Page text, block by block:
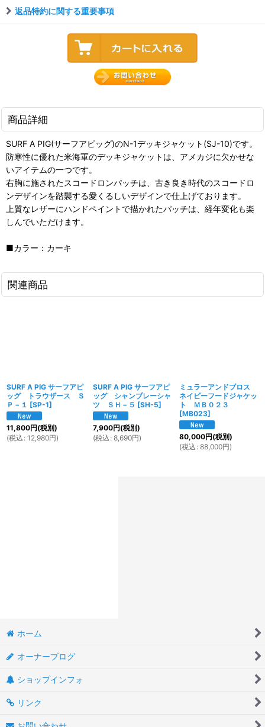
返品特約に関する重要事項
商品詳細
SURF A PIG(サーフアピッグ)のN-1デッキジャケット(SJ-10)です。
防寒性に優れた米海軍のデッキジャケットは、アメカジに欠かせな
いアイテムの一つです。
右胸に施されたスコードロンパッチは、古き良き時代のスコードロ
ンデザインを踏襲する愛くるしいデザインで仕上げております。
上質なレザーにハンドペイントで描かれたパッチは、経年変化も楽
しんでいただけます。
■カラー：カーキ
関連商品
SURF A PIG サーフアピ
ッグ トラウザース Ｓ
Ｐ－１ [SP-1]
11,800円(税別)
(税込 : 12,980円)
SURF A PIG サーフアピ
ッグ シャンブレーシャ
ツ ＳＨ－５ [SH-5]
7,900円(税別)
(税込 : 8,690円)
ミュラーアンドブロス
ネイビーフードジャケッ
ト ＭＢ０２３
[MB023]
80,000円(税別)
(税込 : 88,000円)
ホーム
オーナーブログ
ショップインフォ
リンク